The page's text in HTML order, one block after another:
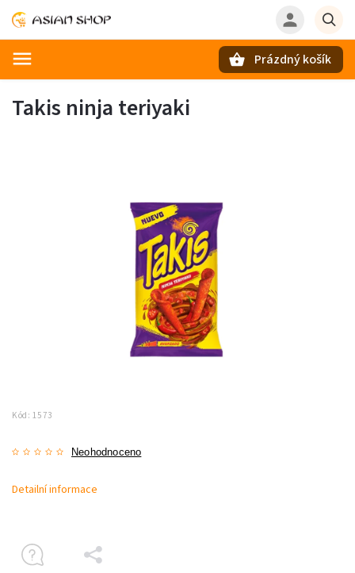
Prázdný košík
Takis ninja teriyaki
Kód: 1573
Neohodnoceno
Detailní informace